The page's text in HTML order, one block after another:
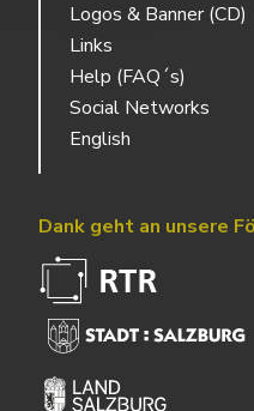
Logos & Banner (CD)
Links
Help (FAQ´s)
Social Networks
English
Dank geht an unsere